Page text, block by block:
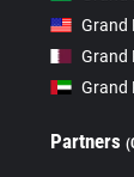
Grand
Grand
Grand
Partners